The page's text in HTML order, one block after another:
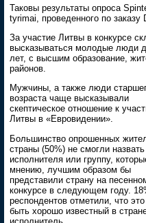
Таковы результаты опроса
tyrimai, проведенного по заказу
За участие Литвы в конкурсе
высказываться молодые люди
лет, с высшим образование,
районов.
Мужчины, а также люди
возраста чаще высказывали
скептическое отношение к
Литвы в «Евровидении».
Большинство опрошенных
страны (50%) не смогли назвать
исполнителя или группу,
мнению, лучшим образом бы
представили страну на
конкурсе в следующем году.
респондентов отметили, что
быть хорошо известный в